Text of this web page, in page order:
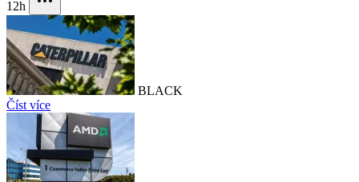
12h
BLACK
Číst více